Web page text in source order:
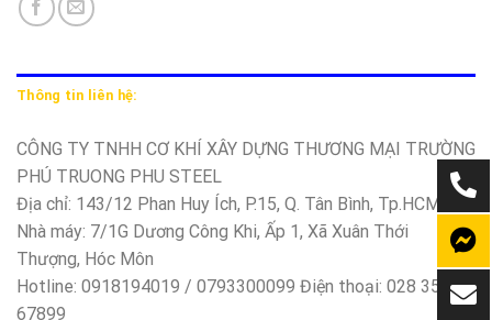
Thông tin liên hệ:
CÔNG TY TNHH CƠ KHÍ XÂY DỰNG THƯƠNG MẠI TRƯỜNG
PHÚ TRUONG PHU STEEL
Địa chỉ: 143/12 Phan Huy Ích, P.15, Q. Tân Bình, Tp.HCM
Nhà máy: 7/1G Dương Công Khi, Ấp 1, Xã Xuân Thới
Thượng, Hóc Môn
Hotline: 0918194019 / 0793300099 Điện thoại: 028 350
67899